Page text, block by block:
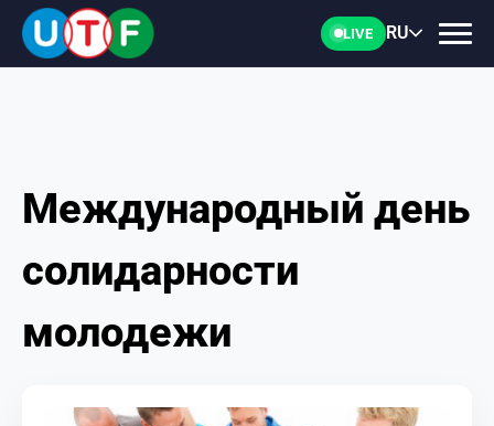
LIVE RU
ГЛАВНАЯ
ФТУ
НОВОСТИ
Международный день
солидарности
молодежи